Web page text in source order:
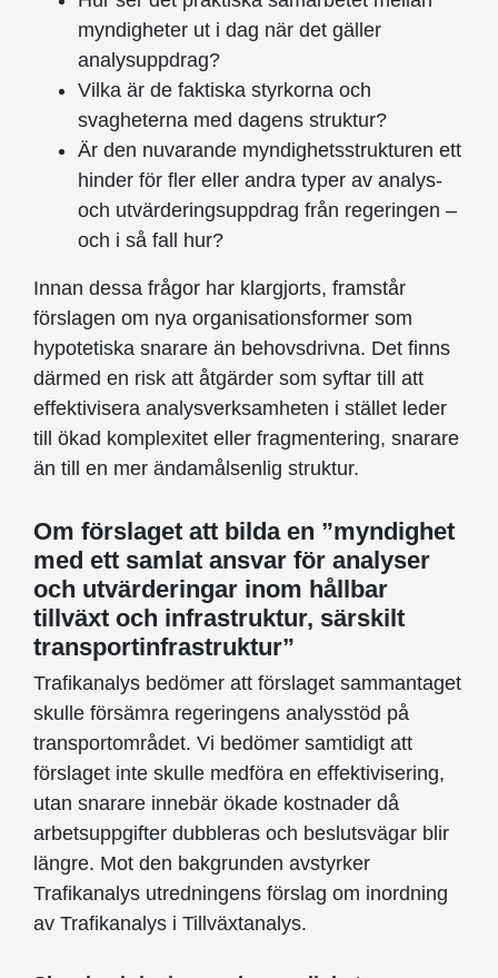
myndigheter ut i dag när det gäller
analysuppdrag?
Vilka är de faktiska styrkorna och
svagheterna med dagens struktur?
Är den nuvarande myndighetsstrukturen ett
hinder för fler eller andra typer av analys-
och utvärderingsuppdrag från regeringen –
och i så fall hur?
Innan dessa frågor har klargjorts, framstår
förslagen om nya organisationsformer som
hypotetiska snarare än behovsdrivna. Det finns
därmed en risk att åtgärder som syftar till att
effektivisera analysverksamheten i stället leder
till ökad komplexitet eller fragmentering, snarare
än till en mer ändamålsenlig struktur.
Om förslaget att bilda en ”myndighet
med ett samlat ansvar för analyser
och utvärderingar inom hållbar
tillväxt och infrastruktur, särskilt
transportinfrastruktur”
Trafikanalys bedömer att förslaget sammantaget
skulle försämra regeringens analysstöd på
transportområdet. Vi bedömer samtidigt att
förslaget inte skulle medföra en effektivisering,
utan snarare innebär ökade kostnader då
arbetsuppgifter dubbleras och beslutsvägar blir
längre. Mot den bakgrunden avstyrker
Trafikanalys utredningens förslag om inordning
av Trafikanalys i Tillväxtanalys.